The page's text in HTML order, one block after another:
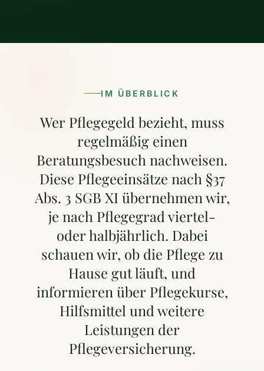
IM ÜBERBLICK
Wer Pflegegeld bezieht, muss
regelmäßig einen
Beratungsbesuch nachweisen.
Diese Pflegeeinsätze nach §37
Abs. 3 SGB XI übernehmen wir,
je nach Pflegegrad viertel-
oder halbjährlich. Dabei
schauen wir, ob die Pflege zu
Hause gut läuft, und
informieren über Pflegekurse,
Hilfsmittel und weitere
Leistungen der
Pflegeversicherung.